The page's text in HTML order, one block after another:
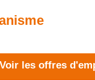
Voir les offres